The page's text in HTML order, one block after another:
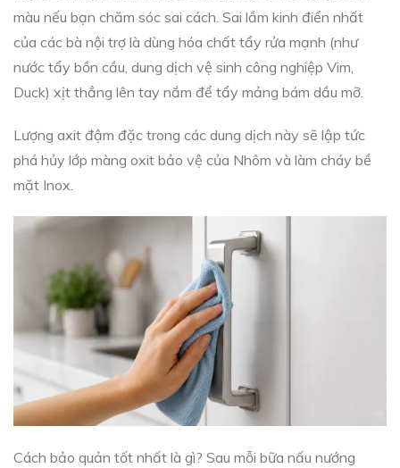
màu nếu bạn chăm sóc sai cách. Sai lầm kinh điển nhất
của các bà nội trợ là dùng hóa chất tẩy rửa mạnh (như
nước tẩy bồn cầu, dung dịch vệ sinh công nghiệp Vim,
Duck) xịt thẳng lên tay nắm để tẩy mảng bám dầu mỡ.
Lượng axit đậm đặc trong các dung dịch này sẽ lập tức
phá hủy lớp màng oxit bảo vệ của Nhôm và làm cháy bề
mặt Inox.
Cách bảo quản tốt nhất là gì? Sau mỗi bữa nấu nướng